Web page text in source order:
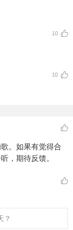
10
10
。如果有觉得合
，期待反馈。
？